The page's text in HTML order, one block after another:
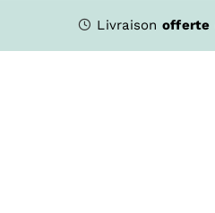
Livraison offerte